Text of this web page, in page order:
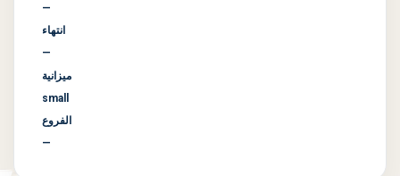
—
انتهاء
—
ميزانية
small
الفروع
—